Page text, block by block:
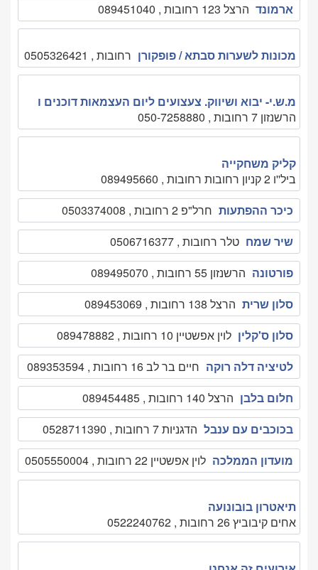
ארמונד הרצל 123 רחובות , 089451040
מכונות לשערות סבתא / פופקורן רחובות , 0505326421
מ.ש.י- יבוא ושיווק. צעצועים ליום העצמאות דוכנים ו
הרשנזון 7 רחובות , 050-7258880
קליק משחקייה
ביל''ו 2 קניון רחובות רחובות , 089495660
כיכר ההפתעות חרל"פ 2 רחובות , 0503374008
שיר שמח טלר רחובות , 0506716377
פורטונה הרשנזון 55 רחובות , 089495070
סלון שרית הרצל 138 רחובות , 089453069
סלון ס'קלין לוין אפשטיין 10 רחובות , 089478882
לטיציה דלה רוקה חיים בר לב 16 רחובות , 089353594
חלום בלבן הרצל 140 רחובות , 089454485
בכוכבים עם ענבל הדגניות 7 רחובות , 0528711390
מועדון הממלכה לוין אפשטיין 22 רחובות , 0505550004
תיאטרון בובונועה
אחים קיבוביץ 26 רחובות , 0522240762